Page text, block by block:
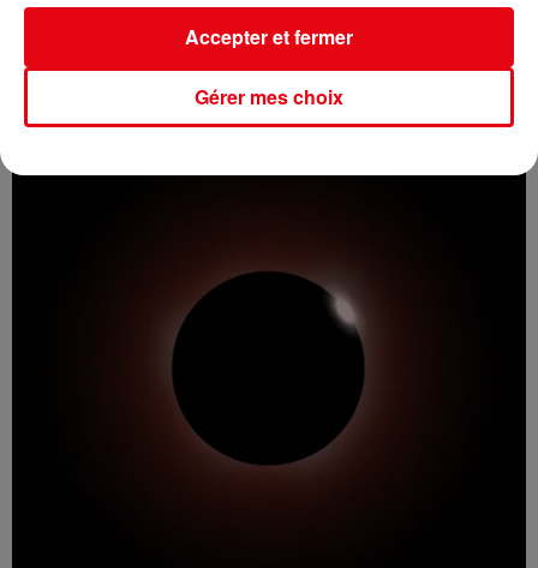
Incendie au Mont-Boron : deux jeunes condamnés à six mois de
Gérer mes choix
Accepter et fermer